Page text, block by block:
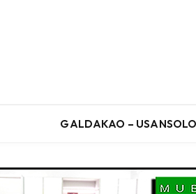
GALDAKAO – USANSOLO